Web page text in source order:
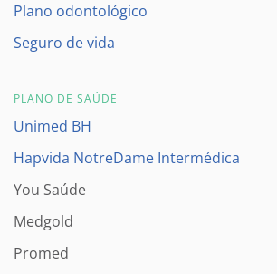
Plano odontológico
Seguro de vida
PLANO DE SAÚDE
Unimed BH
Hapvida NotreDame Intermédica
You Saúde
Medgold
Promed